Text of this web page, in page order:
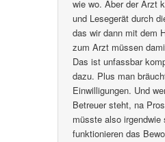
wie wo. Aber der Arzt
und Lesegerät durch
das wir dann mit dem
zum Arzt müssen
Das ist unfassbar
dazu. Plus man
Einwilligungen. Und
Betreuer steht, na
müsste also
funktionieren das